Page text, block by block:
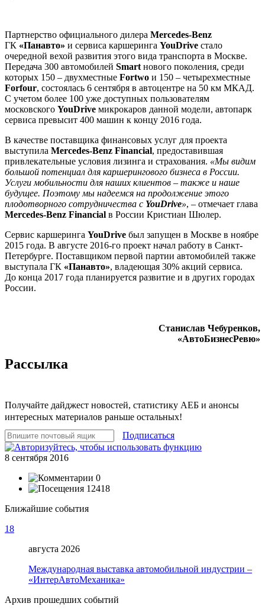
Партнерство официального дилера Mercedes-Benz
ГК «Панавто» и сервиса каршеринга YouDrive стало
очередной вехой развития этого вида транспорта в Москве.
Передача 300 автомобилей Smart нового поколения, среди
которых 150 – двухместные Fortwo и 150 – четырехместные
Forfour, состоялась 6 сентября в автоцентре на 50 км МКАД.
С учетом более 100 уже доступных пользователям
московского YouDrive микрокаров данной модели, автопарк
сервиса превысит 400 машин к концу 2016 года.
В качестве поставщика финансовых услуг для проекта
выступила Mercedes-Benz Financial, предоставившая
привлекательные условия лизинга и страхования. «Мы видим
большой потенциал для каршерингового бизнеса в России.
Услуги мобильности для наших клиентов – также и наше
будущее. Поэтому мы надеемся на продолжение этого
плодотворного сотрудничества с YouDrive», – отмечает глава
Mercedes-Benz Financial в России Кристиан Шюлер.
Сервис каршеринга YouDrive был запущен в Москве в ноябре
2015 года. В августе 2016-го проект начал работу в Санкт-
Петербурге. Поставщиком первой партии автомобилей также
выступала ГК «Панавто», владеющая 30% акций сервиса.
До конца 2017 года планируется развитие и в других городах
России.
Станислав Чебуренков,
«АвтоБизнесРевю»
Рассылка
Получайте дайджест новостей, статистику АЕБ и анонсы
интересных материалов раньше остальных!
Подписаться
8 сентября 2016
0
12418
Ближайшие события
18
августа 2026
Международная выставка автомобильной индустрии –
«ИнтерАвтоМеханика»
Архив прошедших событий